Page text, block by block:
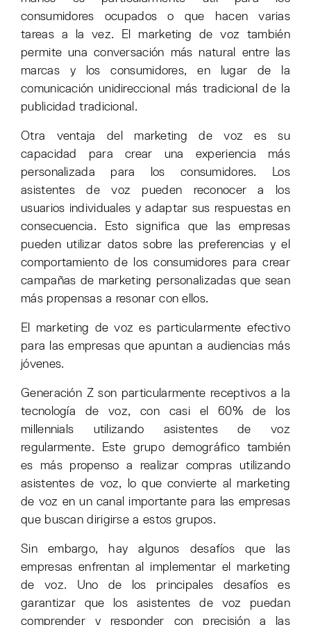
consumidores ocupados o que hacen varias
tareas a la vez. El marketing de voz también
permite una conversación más natural entre las
marcas y los consumidores, en lugar de la
comunicación unidireccional más tradicional de la
publicidad tradicional.
Otra ventaja del marketing de voz es su
capacidad para crear una experiencia más
personalizada para los consumidores. Los
asistentes de voz pueden reconocer a los
usuarios individuales y adaptar sus respuestas en
consecuencia. Esto significa que las empresas
pueden utilizar datos sobre las preferencias y el
comportamiento de los consumidores para crear
campañas de marketing personalizadas que sean
más propensas a resonar con ellos.
El marketing de voz es particularmente efectivo
para las empresas que apuntan a audiencias más
jóvenes.
Generación Z son particularmente receptivos a la
tecnología de voz, con casi el 60% de los
millennials utilizando asistentes de voz
regularmente. Este grupo demográfico también
es más propenso a realizar compras utilizando
asistentes de voz, lo que convierte al marketing
de voz en un canal importante para las empresas
que buscan dirigirse a estos grupos.
Sin embargo, hay algunos desafíos que las
empresas enfrentan al implementar el marketing
de voz. Uno de los principales desafíos es
garantizar que los asistentes de voz puedan
comprender y responder con precisión a las